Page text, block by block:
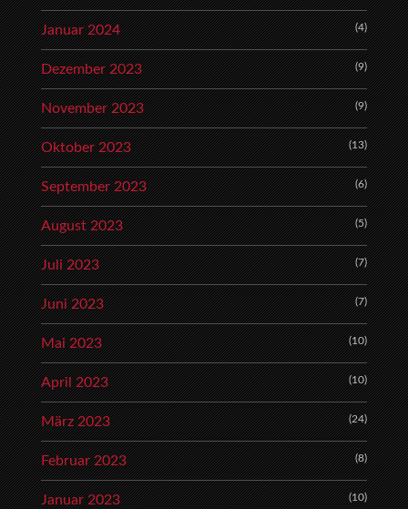
Januar 2024 (4)
Dezember 2023 (9)
November 2023 (9)
Oktober 2023 (13)
September 2023 (6)
August 2023 (5)
Juli 2023 (7)
Juni 2023 (7)
Mai 2023 (10)
April 2023 (10)
März 2023 (24)
Februar 2023 (8)
Januar 2023 (10)